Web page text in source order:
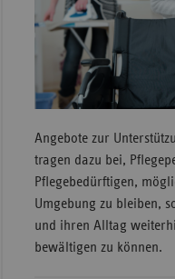
Angebote zur
tragen dazu bei,
Pflegebedürftigen,
Umgebung zu bleiben,
und ihren Alltag
bewältigen zu können.